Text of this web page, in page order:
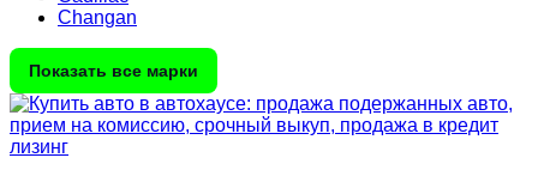
Changan
Показать все марки